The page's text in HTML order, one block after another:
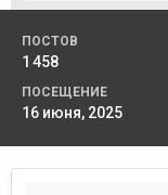
ПОСТОВ
1 458
ПОСЕЩЕНИЕ
16 июня, 2025